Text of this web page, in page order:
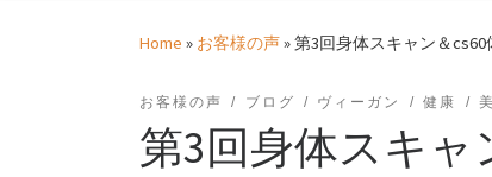
Home » お客様の声»第3回身体スキャン＆
お客様の声 ブログ ヴィーガン 健康
第3回身体スキャ